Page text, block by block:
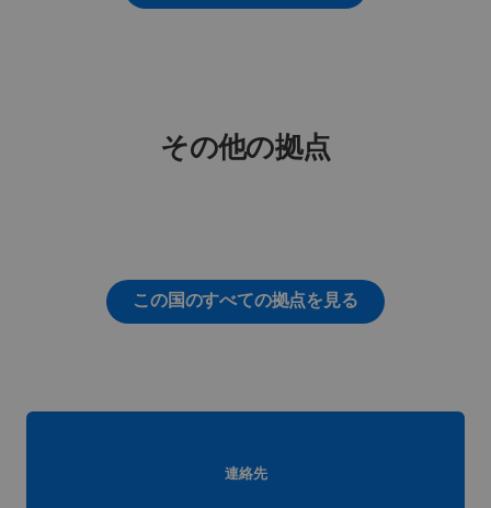
その他の拠点
この国のすべての拠点を見る
連絡先